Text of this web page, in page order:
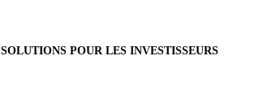
SOLUTIONS POUR LES INVESTISSEURS